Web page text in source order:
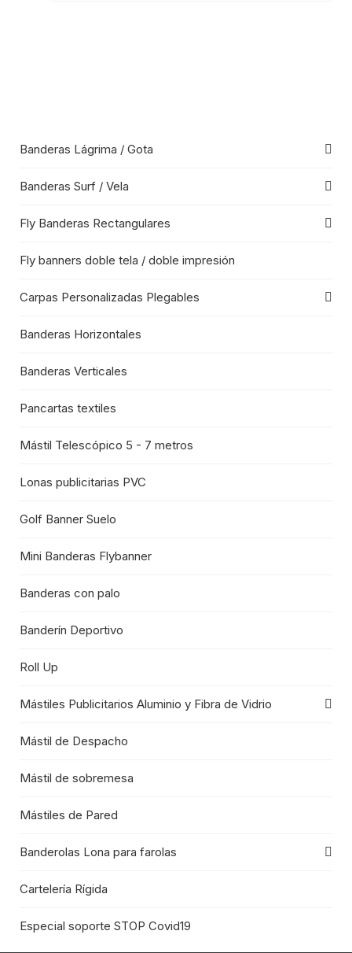
Banderas Lágrima / Gota
Banderas Surf / Vela
Fly Banderas Rectangulares
Fly banners doble tela / doble impresión
Carpas Personalizadas Plegables
Banderas Horizontales
Banderas Verticales
Pancartas textiles
Mástil Telescópico 5 - 7 metros
Lonas publicitarias PVC
Golf Banner Suelo
Mini Banderas Flybanner
Banderas con palo
Banderín Deportivo
Roll Up
Mástiles Publicitarios Aluminio y Fibra de Vidrio
Mástil de Despacho
Mástil de sobremesa
Mástiles de Pared
Banderolas Lona para farolas
Cartelería Rígida
Especial soporte STOP Covid19